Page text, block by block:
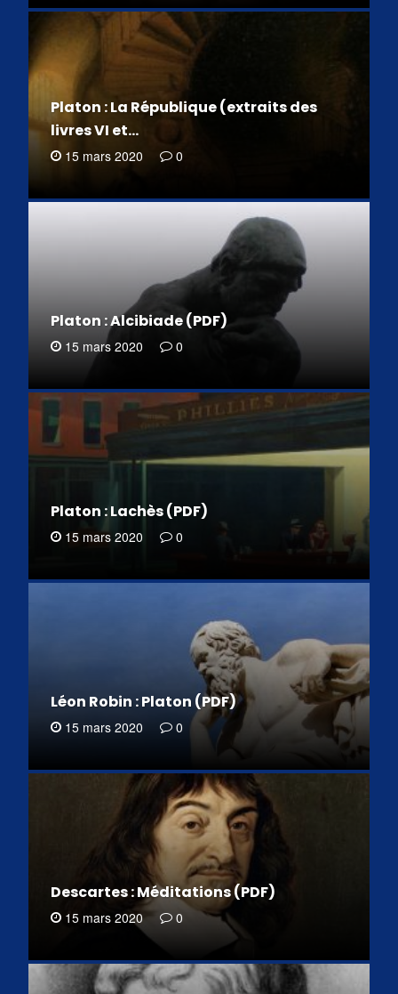
Platon : La République (extraits des
livres VI et…
15 mars 2020 0
Platon : Alcibiade (PDF)
15 mars 2020 0
Platon : Lachès (PDF)
15 mars 2020 0
Léon Robin : Platon (PDF)
15 mars 2020 0
Descartes : Méditations (PDF)
15 mars 2020 0